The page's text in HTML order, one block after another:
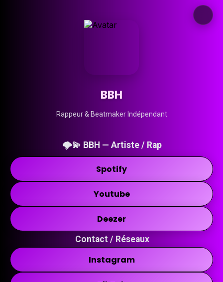
BBH
Rappeur & Beatmaker Indépendant
🌩💫 BBH — Artiste / Rap
Spotify
Youtube
Deezer
Contact / Réseaux
Instagram